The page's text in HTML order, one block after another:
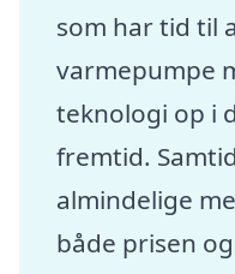
som har tid til
varmepumpe
teknologi op i
fremtid.
almindelige
både prisen